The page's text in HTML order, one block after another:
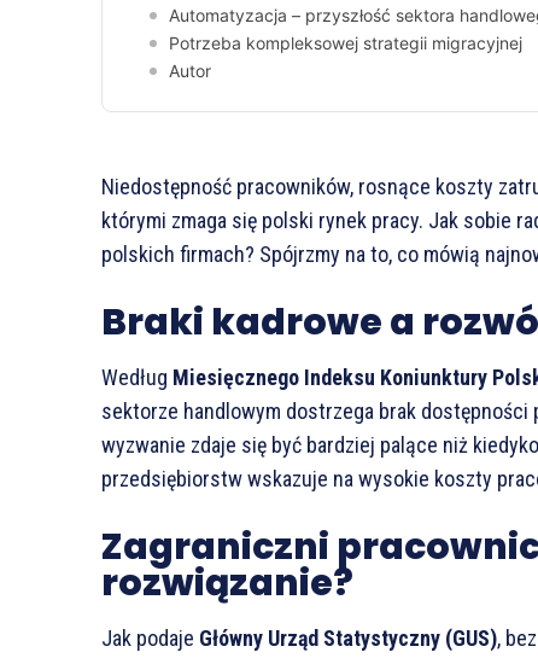
Automatyzacja – przyszłość sektora
Potrzeba kompleksowej strategii migracyjnej
Autor
Niedostępność pracowników, rosnące koszty
którymi zmaga się polski rynek pracy. Jak sobie
polskich firmach? Spójrzmy na to, co mówią
Braki kadrowe a
Według Miesięcznego Indeksu Koniunktury
sektorze handlowym dostrzega brak dostępności
wyzwanie zdaje się być bardziej palące niż
przedsiębiorstw wskazuje na wysokie koszty
Zagraniczni
rozwiązanie?
Jak podaje Główny Urząd Statystyczny (GUS),